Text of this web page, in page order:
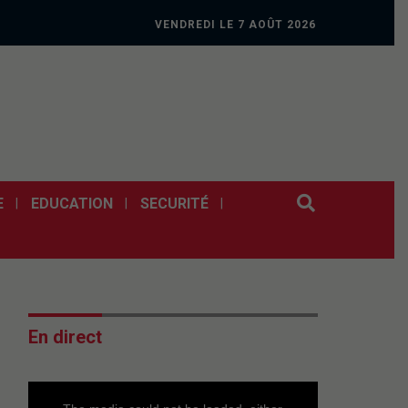
VENDREDI LE 7 AOÛT 2026
EDUCATION SECURITÉ
En direct